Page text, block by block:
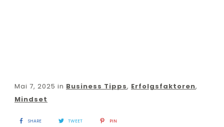
Mai 7, 2025 in Business Tipps, Erfolgsfaktoren,
Mindset
SHARE TWEET PIN